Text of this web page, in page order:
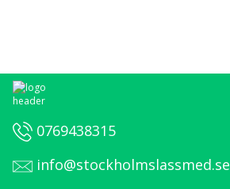
0769438315
info@stockholmslassmed.se